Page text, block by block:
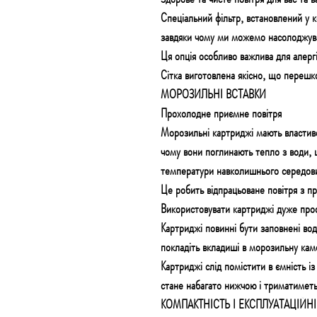
Спеціальний фільтр, встановлений у
завдяки чому ми можемо
Ця опція особливо важлива для
Сітка виготовлена ​​якісно, ​​що
МОРОЗИЛЬНІ ВСТАВКИ
Прохолодне приємне повітря
Морозильні картриджі мають
чому вони поглинають тепло з
температури навколишнього
Це робить відпрацьоване повітря з
Використовувати картриджі дуже
Картриджі повинні бути заповнені
покладіть вкладиші в морозильну
Картриджі слід помістити в
стане набагато нижчою і
КОМПАКТНІСТЬ І